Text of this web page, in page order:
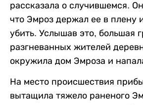
рассказала о случившемся.
что Эмроз держал ее в плену
убить. Услышав это, большая
разгневанных жителей
окружила дом Эмроза и
На место происшествия
вытащила тяжело раненого